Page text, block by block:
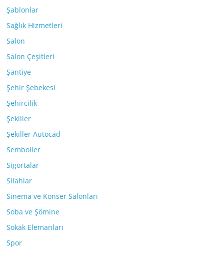
Şablonlar
Sağlık Hizmetleri
Salon
Salon Çeşitleri
Şantiye
Şehir Şebekesi
Şehircilik
Şekiller
Şekiller Autocad
Semboller
Sigortalar
Silahlar
Sinema ve Konser Salonları
Soba ve Şömine
Sokak Elemanları
Spor